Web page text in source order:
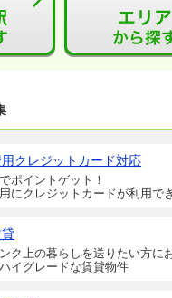
クレジットカード対応
ポイントゲット！
にクレジットカードが利用で
ク上の暮らしを送りたい方に
イグレードな賃貸物件